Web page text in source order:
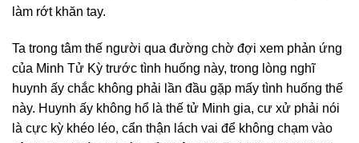
làm rớt khăn tay.
Ta trong tâm thế người qua đường chờ đợi xem phản ứng
của Minh Tử Kỳ trước tình huống này, trong lòng nghĩ
huynh ấy chắc không phải lần đầu gặp mấy tình huống thế
này. Huynh ấy không hổ là thế tử Minh gia, cư xử phải nói
là cực kỳ khéo léo, cẩn thận lách vai để không chạm vào